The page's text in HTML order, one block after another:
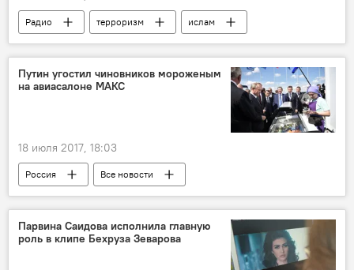
Радио терроризм
ислам
шахиды
Таджикистан
Путин угостил чиновников мороженым
на авиасалоне МАКС
18 июля 2017, 18:03
Россия
Все новости
Владимир Путин
Парвина Саидова исполнила главную
роль в клипе Бехруза Зеварова